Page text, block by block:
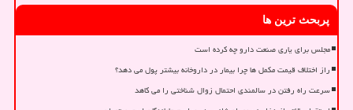
پربحث ترین ها
مجلس برای یاری صنعت دارو چه کرده است
راز اختلاف قیمت مکمل ها چرا بیمار در داروخانه بیشتر پول می دهد؟
سرعت راه رفتن در سالمندی احتمال زوال شناختی را می کاهد